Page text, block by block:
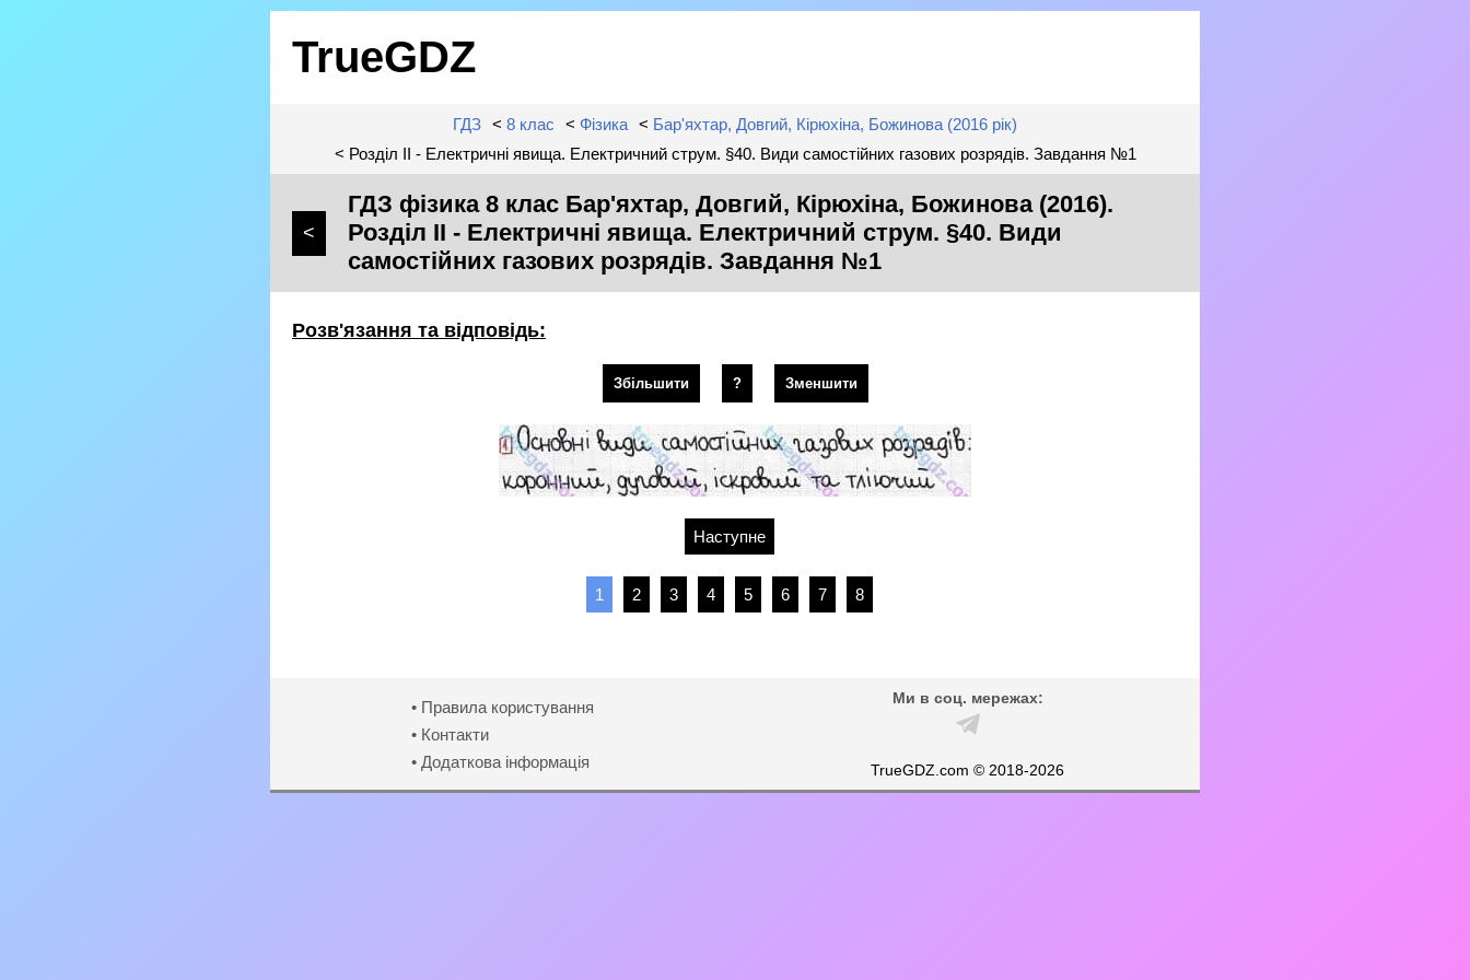
TrueGDZ
ГДЗ < 8 клас < Фізика < Бар'яхтар, Довгий, Кірюхіна, Божинова (2016 рік)
< Розділ II - Електричні явища. Електричний струм. §40. Види самостійних газових розрядів. Завдання №1
<
ГДЗ фізика 8 клас Бар'яхтар, Довгий, Кірюхіна, Божинова (2016).
Розділ II - Електричні явища. Електричний струм. §40. Види
самостійних газових розрядів. Завдання №1
Розв'язання та відповідь:
Збільшити ? Зменшити
Наступне
1 2 3 4 5 6 7 8
• Правила користування
• Контакти
• Додаткова інформація
Ми в соц. мережах:
TrueGDZ.com © 2018-2026